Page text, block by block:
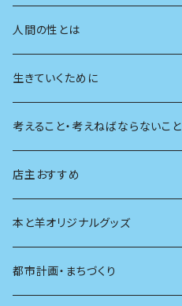
学校
動物
植物
天体
生物
人間の性とは
生きていくために
考えること・考えねばならないこと
創元社 シリーズ「あいだで考える」
店主おすすめ
本と羊オリジナルグッズ
都市計画・まちづくり